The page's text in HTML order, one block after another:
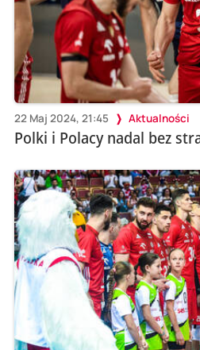
22 Maj 2024, 21:45 Aktualności
Polki i Polacy nadal bez